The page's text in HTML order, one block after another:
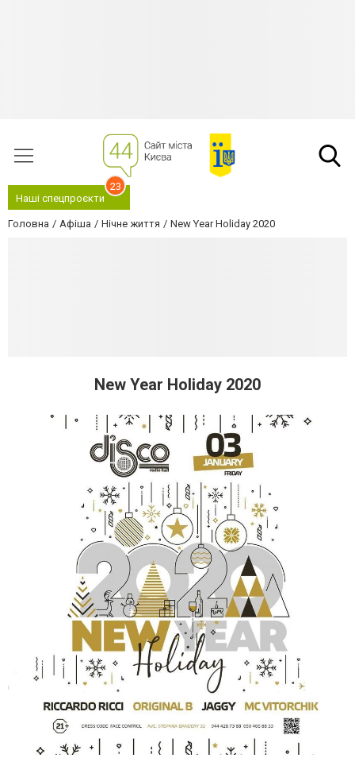
Наші спецпроєкти
23
Головна Афіша Нічне життя New Year Holiday 2020
New Year Holiday 2020